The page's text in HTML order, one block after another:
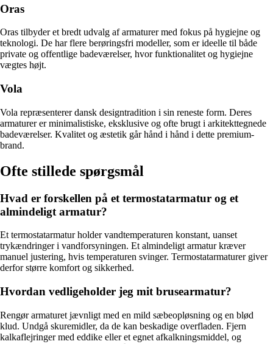
Oras
Oras tilbyder et bredt udvalg af armaturer med fokus på hygiejne og
teknologi. De har flere berøringsfri modeller, som er ideelle til både
private og offentlige badeværelser, hvor funktionalitet og hygiejne
vægtes højt.
Vola
Vola repræsenterer dansk designtradition i sin reneste form. Deres
armaturer er minimalistiske, eksklusive og ofte brugt i arkitekttegnede
badeværelser. Kvalitet og æstetik går hånd i hånd i dette premium-
brand.
Ofte stillede spørgsmål
Hvad er forskellen på et termostatarmatur og et
almindeligt armatur?
Et termostatarmatur holder vandtemperaturen konstant, uanset
trykændringer i vandforsyningen. Et almindeligt armatur kræver
manuel justering, hvis temperaturen svinger. Termostatarmaturer giver
derfor større komfort og sikkerhed.
Hvordan vedligeholder jeg mit brusearmatur?
Rengør armaturet jævnligt med en mild sæbeopløsning og en blød
klud. Undgå skuremidler, da de kan beskadige overfladen. Fjern
kalkaflejringer med eddike eller et egnet afkalkningsmiddel, og